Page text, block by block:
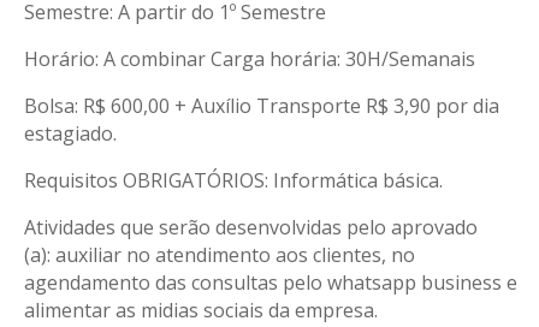
Semestre: A partir do 1º Semestre
Horário: A combinar Carga horária: 30H/Semanais
Bolsa: R$ 600,00 + Auxílio Transporte R$ 3,90 por dia
estagiado.
Requisitos OBRIGATÓRIOS: Informática básica.
Atividades que serão desenvolvidas pelo aprovado
(a): auxiliar no atendimento aos clientes, no
agendamento das consultas pelo whatsapp business e
alimentar as midias sociais da empresa.